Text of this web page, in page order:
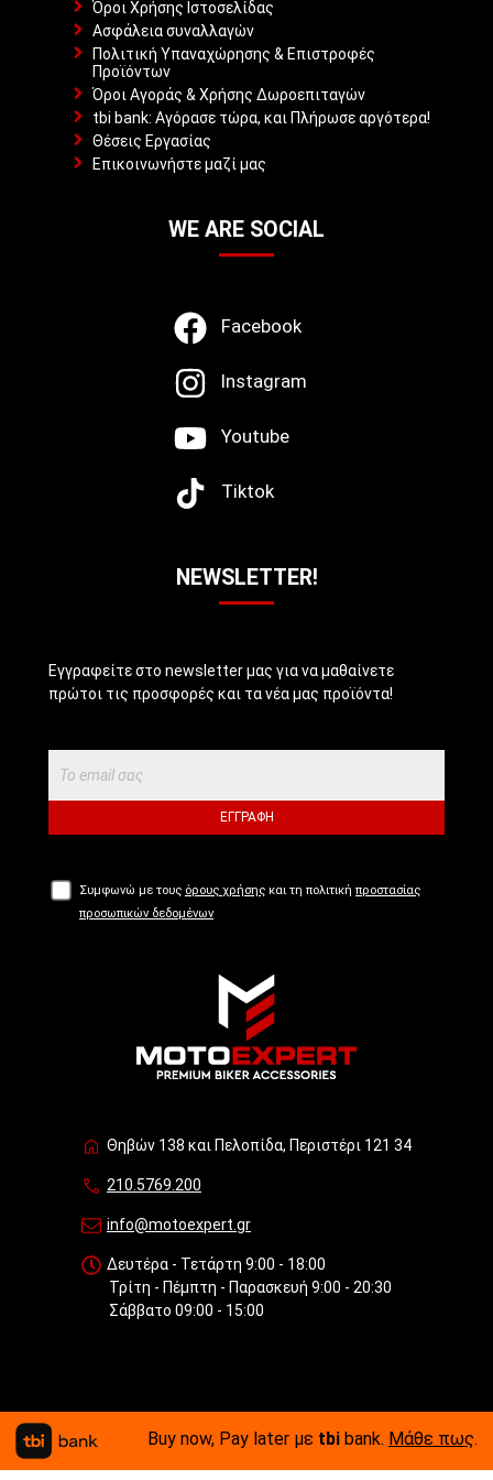
Όροι Χρήσης Ιστοσελίδας
Ασφάλεια συναλλαγών
Πολιτική Υπαναχώρησης & Επιστροφές
Προϊόντων
Όροι Αγοράς & Χρήσης Δωροεπιταγών
tbi bank: Αγόρασε τώρα, και Πλήρωσε αργότερα!
Θέσεις Εργασίας
Επικοινωνήστε μαζί μας
WE ARE SOCIAL
Facebook
Instagram
Youtube
Tiktok
NEWSLETTER!
Εγγραφείτε στο newsletter μας για να μαθαίνετε
πρώτοι τις προσφορές και τα νέα μας προϊόντα!
ΕΓΓΡΑΦΉ
Συμφωνώ με τους όρους χρήσης και τη πολιτική προστασίας
προσωπικών δεδομένων
Θηβών 138 και Πελοπίδα, Περιστέρι 121 34
210.5769.200
info@motoexpert.gr
Δευτέρα - Τετάρτη 9:00 - 18:00
Τρίτη - Πέμπτη - Παρασκευή 9:00 - 20:30
Σάββατο 09:00 - 15:00
Buy now, Pay later με tbi bank. Μάθε πως.